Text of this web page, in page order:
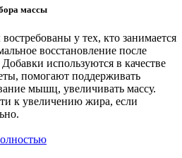
массы
у тех, кто занимается
восстановление после
используются в качестве
помогают поддерживать
мышц, увеличивать массу.
к увеличению жира, если